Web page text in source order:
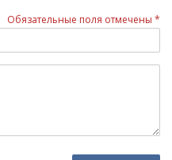
Обязательные поля отмечены *